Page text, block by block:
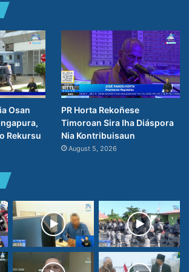
Osan
Rekursu
PR Horta Rekoñese
Timoroan Sira Iha Diáspora
Nia Kontribuisaun
August 5, 2026